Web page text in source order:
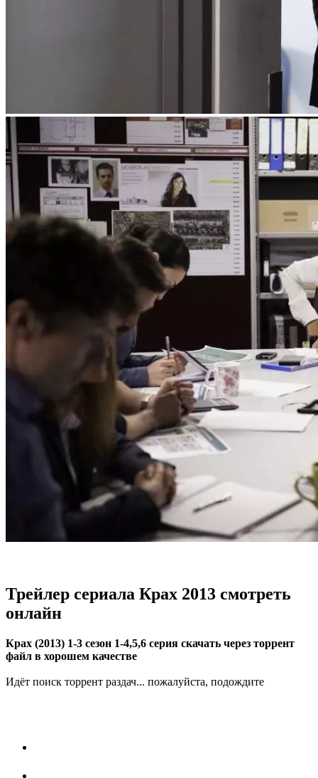
Трейлер сериала Крах 2013 смотреть
онлайн
Крах (2013) 1-3 сезон 1-4,5,6 серия скачать через торрент
файл в хорошем качестве
Идёт поиск торрент раздач... пожалуйста, подождите